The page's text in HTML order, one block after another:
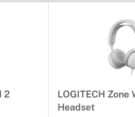
2
LOGITECH Zone
Headset